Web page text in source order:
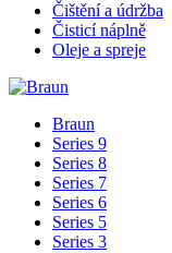
Čištění a údržba
Čisticí náplně
Oleje a spreje
Braun
Series 9
Series 8
Series 7
Series 6
Series 5
Series 3